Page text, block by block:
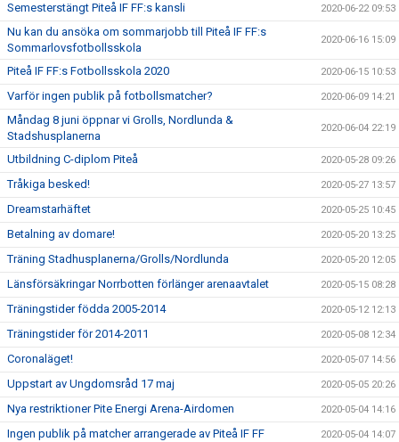
Semesterstängt Piteå IF FF:s kansli 2020-06-22 09:53
Nu kan du ansöka om sommarjobb till Piteå IF FF:s
Sommarlovsfotbollsskola
2020-06-16 15:09
Piteå IF FF:s Fotbollsskola 2020 2020-06-15 10:53
Varför ingen publik på fotbollsmatcher? 2020-06-09 14:21
Måndag 8 juni öppnar vi Grolls, Nordlunda &
Stadshusplanerna
2020-06-04 22:19
Utbildning C-diplom Piteå 2020-05-28 09:26
Tråkiga besked! 2020-05-27 13:57
Dreamstarhäftet 2020-05-25 10:45
Betalning av domare! 2020-05-20 13:25
Träning Stadhusplanerna/Grolls/Nordlunda 2020-05-20 12:05
Länsförsäkringar Norrbotten förlänger arenaavtalet 2020-05-15 08:28
Träningstider födda 2005-2014 2020-05-12 12:13
Träningstider för 2014-2011 2020-05-08 12:34
Coronaläget! 2020-05-07 14:56
Uppstart av Ungdomsråd 17 maj 2020-05-05 20:26
Nya restriktioner Pite Energi Arena-Airdomen 2020-05-04 14:16
Ingen publik på matcher arrangerade av Piteå IF FF 2020-05-04 14:07